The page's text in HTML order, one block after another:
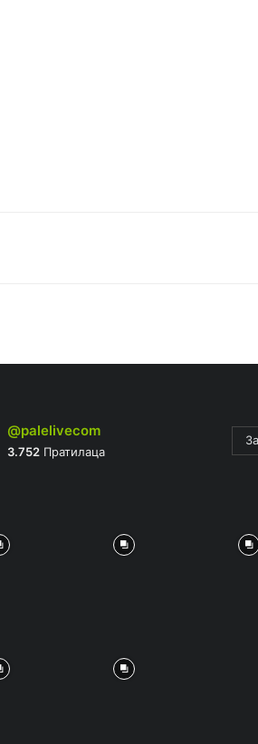
@palelivecom
3.752Пратилаца